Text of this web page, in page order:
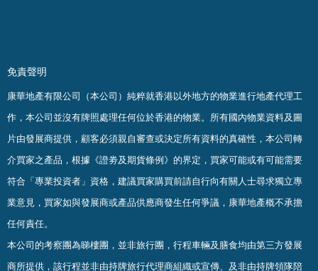
免責聲明
康華地產有限公司（本公司）純粹就香港以外地方的物業進行地產代理工
作，本公司並沒有牌照處理任何位於香港的物業。 所有國內物業資料及圖
片由發展商提供，顧客必須親自審查或決定所有資料的真確性 ， 本公司轉
介買家之產品，根據《證劵及期貨條例》的界定，買家可能或有可能需要
符合「專業投資者」資格，建議買家購買前請自行向有關人士尋求獨立專
業意見，買家如與發展商或產品供應商發生任何爭議，康華地產概不承擔
任何責任。
本公司的考察團為睇樓團，並非旅行團，行程車輛及膳食均由第三方發展
商所提供，該行程並非由持牌旅行代理商組織或宣傳、及非由持牌領隊陪